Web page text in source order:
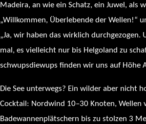
Madeira, an wie ein Schatz, ein Juwel, als
„Willkommen, Überlebende der Wellen!“
„Ja, wir haben das wirklich durchgezogen.
mal, es vielleicht nur bis Helgoland zu
schwupsdiewups finden wir uns auf Höhe
Die See unterwegs? Ein wilder aber nicht
Cocktail: Nordwind 10–30 Knoten, Wellen
Badewannenplätschern bis zu stolzen 3